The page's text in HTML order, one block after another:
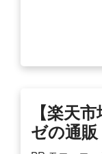
【楽天
ゼの通販